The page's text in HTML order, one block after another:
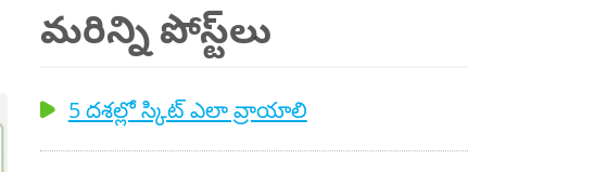
మరిన్ని పోస్ట్‌లు
5 దశల్లో స్కిట్ ఎలా వ్రాయాలి